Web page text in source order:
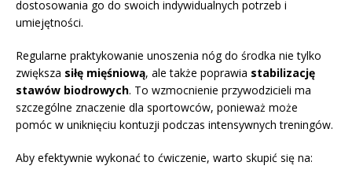
dostosowania go do swoich indywidualnych potrzeb i
umiejętności.
Regularne praktykowanie unoszenia nóg do środka nie tylko
zwiększa siłę mięśniową, ale także poprawia stabilizację
stawów biodrowych. To wzmocnienie przywodzicieli ma
szczególne znaczenie dla sportowców, ponieważ może
pomóc w uniknięciu kontuzji podczas intensywnych treningów.
Aby efektywnie wykonać to ćwiczenie, warto skupić się na: